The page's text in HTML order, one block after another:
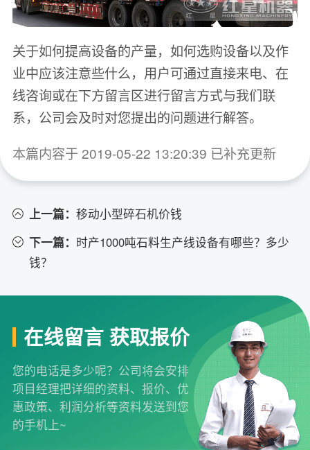
关于如何提高设备的产量，如何选购设备以及作
业中应该注意些什么，用户可通过直接来电、在
线咨询或在下方留言区进行留言方式与我们联
系，公司会及时对您提出的问题进行解答。
本篇内容于 2019-05-22 13:20:39 已补充更新
上一篇： 移动小型碎石机价钱
下一篇： 时产1000吨石料生产线设备有哪些？多少
钱？
在线留言 获取报价
您的电话是多少呢？公司将会安排
项目经理把详细的资料、报价、优
惠政策、利润分析等资料发送到您
的手机上~